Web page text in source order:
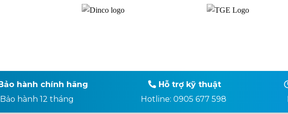
hành chính hãng
Bảo hành 12 tháng
Hỗ trợ kỹ thuật
Hotline: 0905 677 598